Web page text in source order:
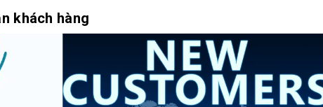
khách hàng